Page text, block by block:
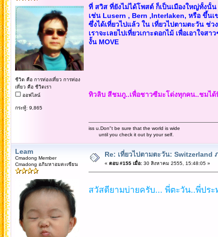
ชีวิต คือ การท่องเที่ยว การท่อง
เที่ยว คือ ชีวิตเรา
ออฟไลน์
กระทู้: 9,865
ที่ สวิส ที่ยังไม่ได้โพสต์ ก็เป็นเมืองใหญ่ทั้งนั้น
เช่น Lusern , Bern ,Interlaken, หรือ ขึ้นเ
ซึ่งได้เที่ยวไปแล้ว ใน เที่ยวไปตามตะวัน ช่
เราจะเลยไปเที่ยวเกาะดอกไม้ เพื่อเอาใจสาว
งั้น MOVE
ทิวลิบ สีชมภู..เพื่อชาวซีมะโด่งทุกคน..ชมได้
iss u.Don"t be sure that the world is wide
until you check it out by your self.
Leam
Cmadong Member
Cmadong อภิมหาอมตะเซียน
Re: เที่ยวไปตามตะวัน: Switzerland
« ตอบ #155 เมื่อ:30 สิงหาคม 2555, 15:48:05 »
สวัสดียามบ่ายครับ... พี่ตะวัน..พี่ปร